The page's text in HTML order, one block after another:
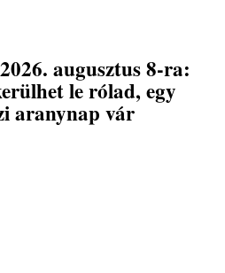
augusztus 8-ra:
le rólad, egy
aranynap vár